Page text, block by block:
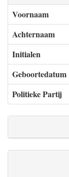
Voornaam
Achternaam
Initialen
Geboortedatum
Politieke Partij